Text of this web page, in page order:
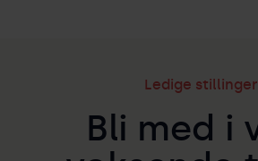
Ledige stillinger
Bli med i